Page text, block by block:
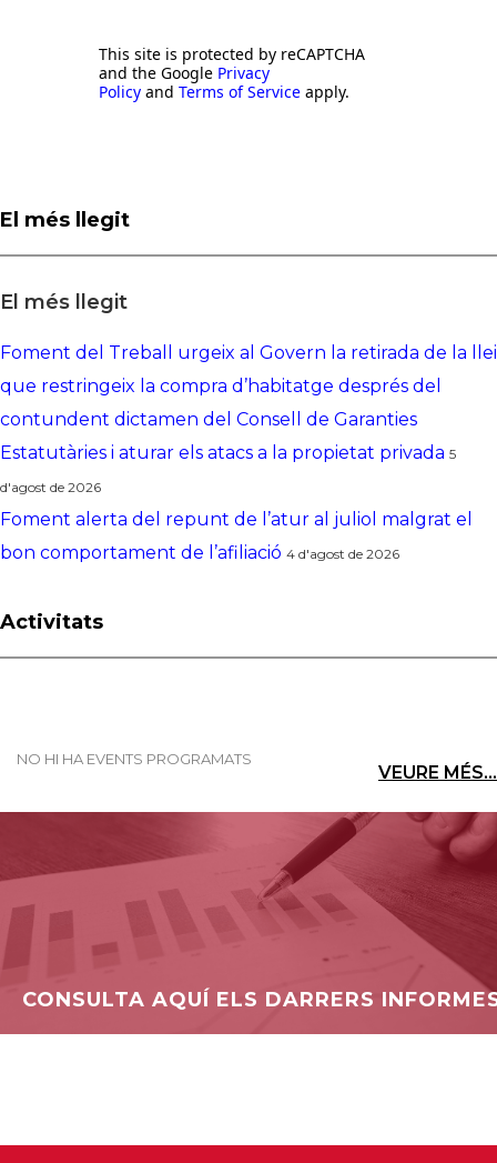
This site is protected by reCAPTCHA
and the Google Privacy
Policy and Terms of Service apply.
El més llegit
El més llegit
Foment del Treball urgeix al Govern la retirada de la llei
que restringeix la compra d’habitatge després del
contundent dictamen del Consell de Garanties
Estatutàries i aturar els atacs a la propietat privada 5
d'agost de 2026
Foment alerta del repunt de l’atur al juliol malgrat el
bon comportament de l’afiliació 4 d'agost de 2026
Activitats
NO HI HA EVENTS PROGRAMATS
VEURE MÉS...
CONSULTA AQUÍ ELS DARRERS